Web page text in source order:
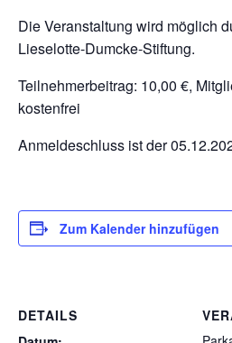
Die Veranstaltung wird möglich
Lieselotte-Dumcke-Stiftung.
Teilnehmerbeitrag: 10,00 €,
kostenfrei
Anmeldeschluss ist der
Zum Kalender hinzufügen
DETAILS